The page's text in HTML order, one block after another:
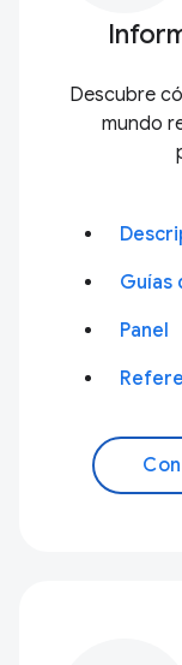
Descubre
mundo
Guías
Panel